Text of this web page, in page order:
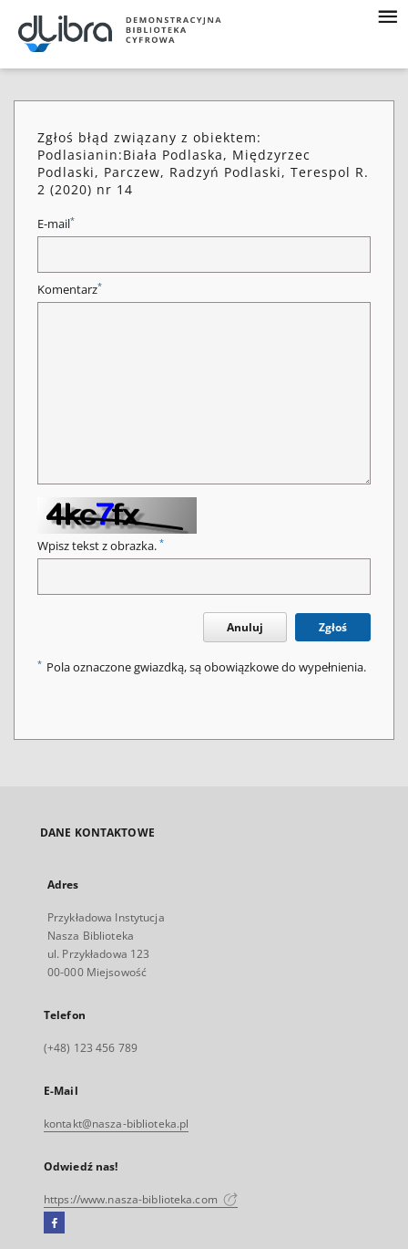
Zgłoś błąd związany z obiektem:
Podlasianin:Biała Podlaska, Międzyrzec
Podlaski, Parczew, Radzyń Podlaski, Terespol R.
2 (2020) nr 14
E-mail*
Komentarz*
Wpisz tekst z obrazka. *
Anuluj Zgłoś
* Pola oznaczone gwiazdką, są obowiązkowe do wypełnienia.
DANE KONTAKTOWE
Adres
Przykładowa Instytucja
Nasza Biblioteka
ul. Przykładowa 123
00-000 Miejsowość
Telefon
(+48) 123 456 789
E-Mail
kontakt@nasza-biblioteka.pl
Odwiedź nas!
https://www.nasza-biblioteka.com
Facebook